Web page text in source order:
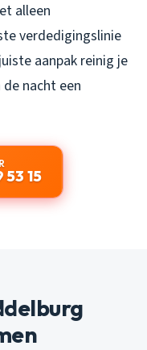
alleen
verdedigingslinie
aanpak reinig je
nacht een
53 15